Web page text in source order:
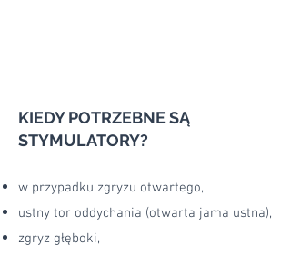
KIEDY POTRZEBNE SĄ
STYMULATORY?
w przypadku zgryzu otwartego,
ustny tor oddychania (otwarta jama ustna),
zgryz głęboki,